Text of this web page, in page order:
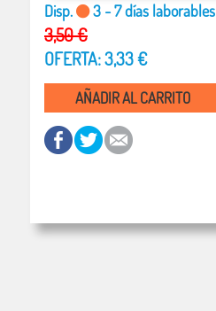
Disp. 3 - 7 días laborables
3,50 €
OFERTA: 3,33 €
AÑADIR AL CARRITO